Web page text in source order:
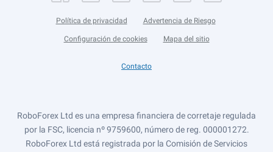
Política de privacidad Advertencia de Riesgo
Configuración de cookies Mapa del sitio
Contacto
RoboForex Ltd es una empresa financiera de corretaje regulada
por la FSC, licencia nº 9759600, número de reg. 000001272.
RoboForex Ltd está registrada por la Comisión de Servicios